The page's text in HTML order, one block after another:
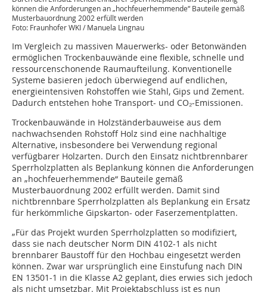
können die Anforderungen an „hochfeuerhemmende“ Bauteile gemäß
Musterbauordnung 2002 erfüllt werden
Foto: Fraunhofer WKI / Manuela Lingnau
Im Vergleich zu massiven Mauerwerks- oder Betonwänden
ermöglichen Trockenbauwände eine flexible, schnelle und
ressourcenschonende Raumaufteilung. Konventionelle
Systeme basieren jedoch überwiegend auf endlichen,
energieintensiven Rohstoffen wie Stahl, Gips und Zement.
Dadurch entstehen hohe Transport- und CO₂-Emissionen.
Trockenbauwände in Holzständerbauweise aus dem
nachwachsenden Rohstoff Holz sind eine nachhaltige
Alternative, insbesondere bei Verwendung regional
verfügbarer Holzarten. Durch den Einsatz nichtbrennbarer
Sperrholzplatten als Beplankung können die Anforderungen
an „hochfeuerhemmende“ Bauteile gemäß
Musterbauordnung 2002 erfüllt werden. Damit sind
nichtbrennbare Sperrholzplatten als Beplankung ein Ersatz
für herkömmliche Gipskarton- oder Faserzementplatten.
„Für das Projekt wurden Sperrholzplatten so modifiziert,
dass sie nach deutscher Norm DIN 4102-1 als nicht
brennbarer Baustoff für den Hochbau eingesetzt werden
können. Zwar war ursprünglich eine Einstufung nach DIN
EN 13501-1 in die Klasse A2 geplant, dies erwies sich jedoch
als nicht umsetzbar. Mit Projektabschluss ist es nun